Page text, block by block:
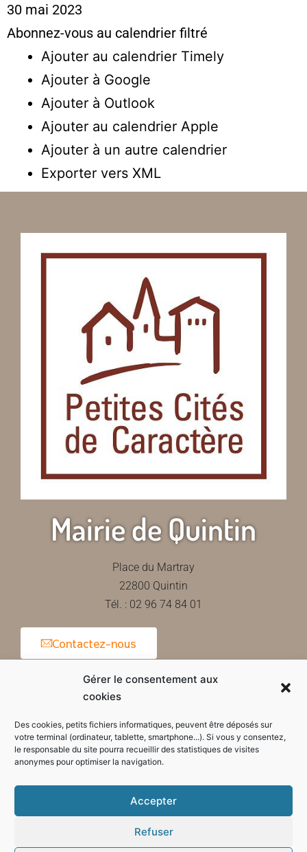
Gérer le consentement aux
cookies
Des cookies, petits fichiers informatiques, peuvent être déposés sur
votre terminal (ordinateur, tablette, smartphone...). Si vous y consentez,
le responsable du site pourra recueillir des statistiques de visites
anonymes pour optimiser la navigation.
Accepter
Refuser
30 mai 2023
Abonnez-vous au calendrier filtré
Ajouter au calendrier Timely
Ajouter à Google
Ajouter à Outlook
Ajouter au calendrier Apple
Ajouter à un autre calendrier
Exporter vers XML
Mairie de Quintin
Place du Martray
22800 Quintin
Tél. : 02 96 74 84 01
Contactez-nous
Horaires d'ouverture de la mairie